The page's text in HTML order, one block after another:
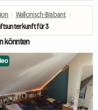
› Wallonisch-Brabant ›
für 3
könnten